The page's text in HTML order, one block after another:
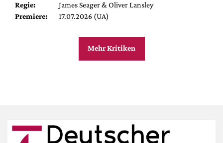
Regie:
James Seager & Oliver Lansley
Premiere:
17.07.2026 (UA)
Mehr Kritiken